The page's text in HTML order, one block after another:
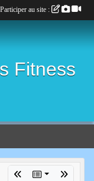
Fitness
Participer au site :